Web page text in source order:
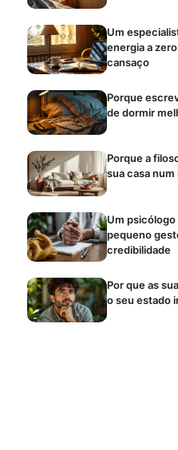
Um
energia a
cansaço
Porque
de dormir
Porque a
sua casa
Um
pequeno
credibilidade
Por que as
o seu estado